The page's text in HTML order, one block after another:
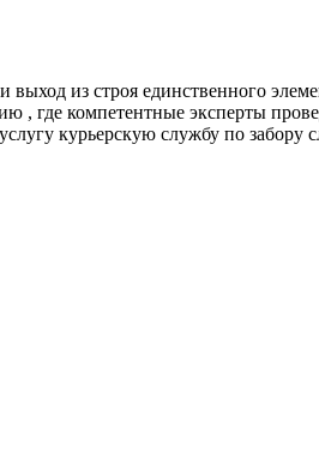
из строя единственного
где компетентные эксперты
курьерскую службу по забору